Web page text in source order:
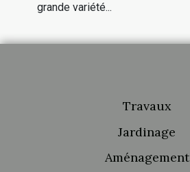
grande variété...
Travaux
Jardinage
Aménagement